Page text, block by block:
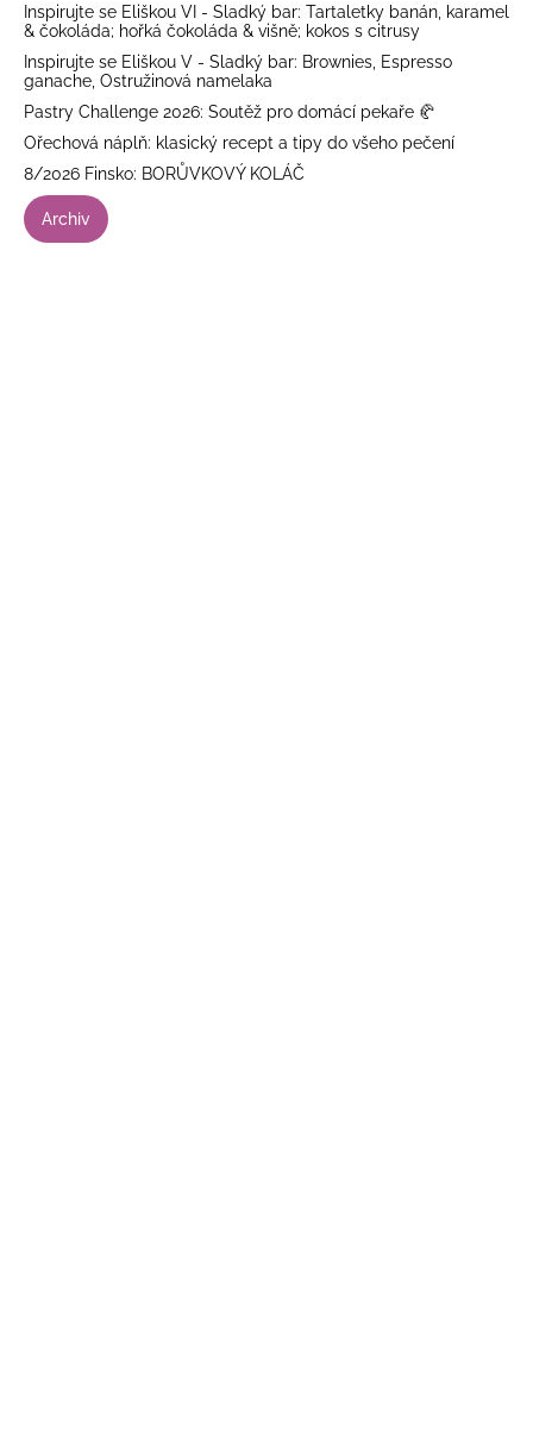
Inspirujte se Eliškou VI - Sladký bar: Tartaletky banán, karamel
& čokoláda; hořká čokoláda & višně; kokos s citrusy
Inspirujte se Eliškou V - Sladký bar: Brownies, Espresso
ganache, Ostružinová namelaka
Pastry Challenge 2026: Soutěž pro domácí pekaře 🥐
Ořechová náplň: klasický recept a tipy do všeho pečení
8/2026 Finsko: BORŮVKOVÝ KOLÁČ
Archiv